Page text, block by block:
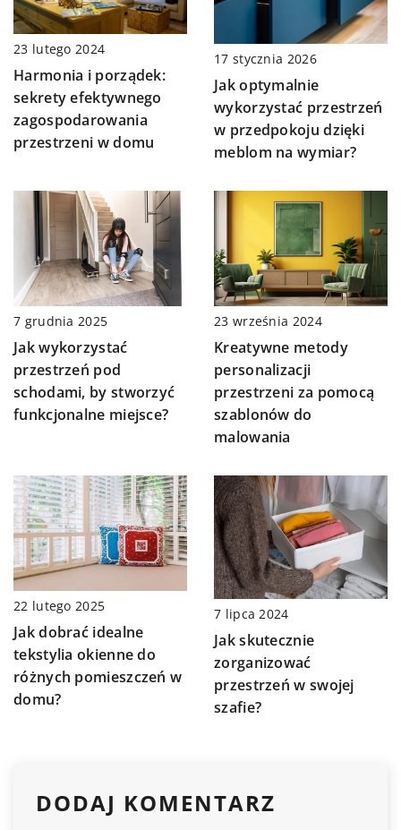
23 lutego 2024
Harmonia i porządek:
sekrety efektywnego
zagospodarowania
przestrzeni w domu
17 stycznia 2026
Jak optymalnie
wykorzystać przestrzeń
w przedpokoju dzięki
meblom na wymiar?
7 grudnia 2025
Jak wykorzystać
przestrzeń pod
schodami, by stworzyć
funkcjonalne miejsce?
23 września 2024
Kreatywne metody
personalizacji
przestrzeni za pomocą
szablonów do
malowania
22 lutego 2025
Jak dobrać idealne
tekstylia okienne do
różnych pomieszczeń w
domu?
7 lipca 2024
Jak skutecznie
zorganizować
przestrzeń w swojej
szafie?
DODAJ KOMENTARZ